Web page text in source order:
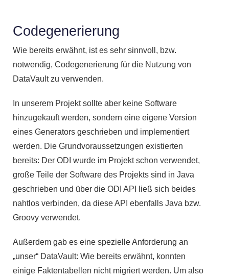
Codegenerierung
Wie bereits erwähnt, ist es sehr sinnvoll, bzw.
notwendig, Codegenerierung für die Nutzung von
DataVault zu verwenden.
In unserem Projekt sollte aber keine Software
hinzugekauft werden, sondern eine eigene Version
eines Generators geschrieben und implementiert
werden. Die Grundvoraussetzungen existierten
bereits: Der ODI wurde im Projekt schon verwendet,
große Teile der Software des Projekts sind in Java
geschrieben und über die ODI API ließ sich beides
nahtlos verbinden, da diese API ebenfalls Java bzw.
Groovy verwendet.
Außerdem gab es eine spezielle Anforderung an
„unser“ DataVault: Wie bereits erwähnt, konnten
einige Faktentabellen nicht migriert werden. Um also